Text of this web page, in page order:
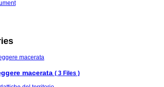
macerata ( 3 Files )